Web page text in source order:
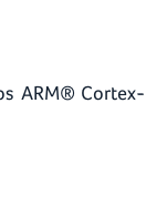
ARM® Cortex-